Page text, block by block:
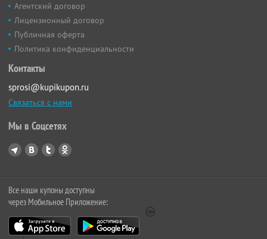
Агентский договор
Лицензионный договор
Публичная оферта
Политика конфиденциальности
Контакты
sprosi@kupikupon.ru
Связаться с нами
Мы в Соцсетях
Все наши купоны доступны
через Мобильное Приложение: